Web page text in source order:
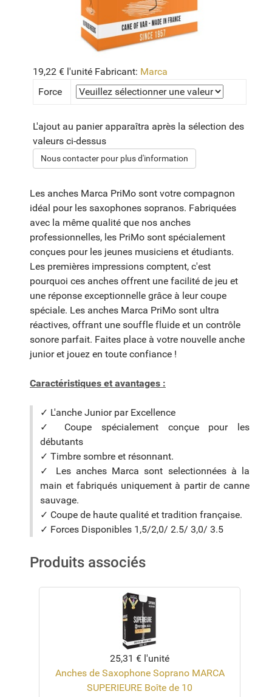
19,22 € l'unité Fabricant: Marca
Force
L'ajout au panier apparaîtra après la sélection des
valeurs ci-dessus
Nous contacter pour plus d'information
Les anches Marca PriMo sont votre compagnon
idéal pour les saxophones sopranos. Fabriquées
avec la même qualité que nos anches
professionnelles, les PriMo sont spécialement
conçues pour les jeunes musiciens et étudiants.
Les premières impressions comptent, c'est
pourquoi ces anches offrent une facilité de jeu et
une réponse exceptionnelle grâce à leur coupe
spéciale. Les anches Marca PriMo sont ultra
réactives, offrant une souffle fluide et un contrôle
sonore parfait. Faites place à votre nouvelle anche
junior et jouez en toute confiance !
Caractéristiques et avantages :
✓ L'anche Junior par Excellence
✓ Coupe spécialement conçue pour les
débutants
✓ Timbre sombre et résonnant.
✓ Les anches Marca sont selectionnées à la
main et fabriqués uniquement à partir de canne
sauvage.
✓ Coupe de haute qualité et tradition française.
✓ Forces Disponibles 1,5/2,0/ 2.5/ 3,0/ 3.5
Produits associés
25,31 € l'unité
Anches de Saxophone Soprano MARCA
SUPERIEURE Boîte de 10